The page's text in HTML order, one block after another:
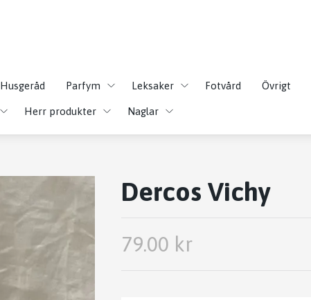
Husgeråd Parfym Leksaker Fotvård Övrigt
Herr produkter Naglar
Dercos Vichy
79.00 kr